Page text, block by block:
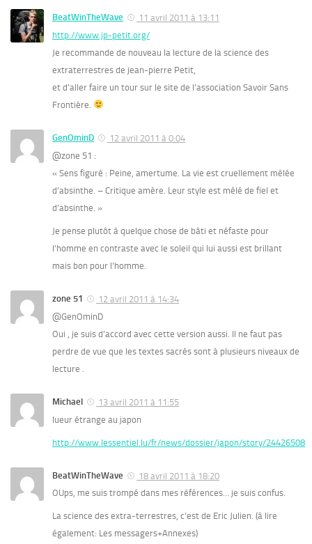
BeatWinTheWave
11 avril 2011 à 13:11
http://www.jp-petit.org/
Je recommande de nouveau la lecture de la science des
extraterrestres de jean-pierre Petit,
et d’aller faire un tour sur le site de l’association Savoir Sans
Frontière.
GenOminD
12 avril 2011 à 0:04
@zone 51 :
« Sens figuré : Peine, amertume. La vie est cruellement mêlée
d’absinthe. – Critique amère. Leur style est mêlé de fiel et
d’absinthe. »
Je pense plutôt à quelque chose de bâti et néfaste pour
l’homme en contraste avec le soleil qui lui aussi est brillant
mais bon pour l’homme.
zone 51
12 avril 2011 à 14:34
@GenOminD
Oui , je suis d’accord avec cette version aussi. Il ne faut pas
perdre de vue que les textes sacrés sont à plusieurs niveaux de
lecture .
Michael
13 avril 2011 à 11:55
lueur étrange au japon
http://www.lessentiel.lu/fr/news/dossier/japon/story/24426508
BeatWinTheWave
18 avril 2011 à 18:20
OUps, me suis trompé dans mes références… je suis confus.
La science des extra-terrestres, c’est de Eric Julien. (à lire
également: Les messagers+Annexes)